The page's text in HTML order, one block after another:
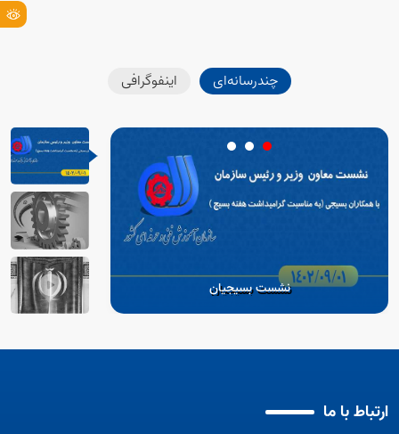
چندرسانه‌ای اینفوگرافی
نشست بسیجیان
ارتباط با ما